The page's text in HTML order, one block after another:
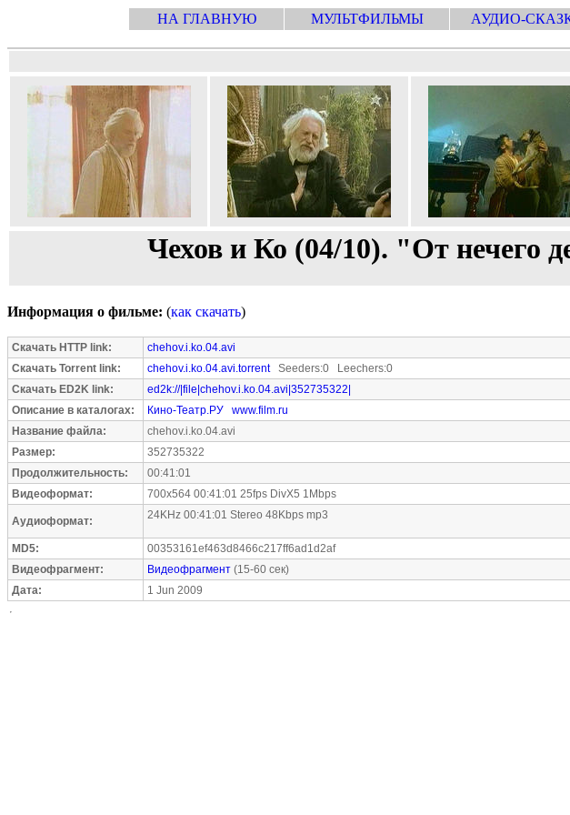
НА ГЛАВНУЮ МУЛЬТФИЛЬМЫ АУДИО-
Чехов и Ко (04/10). "От нечего
Информация о фильме: (как скачать)
Скачать HTTP link:
chehov.i.ko.04.avi
Скачать Torrent link:
chehov.i.ko.04.avi.torrentSeeders:0 Leechers:0
Скачать ED2K link:
ed2k://|file|chehov.i.ko.04.avi|352735322|
Описание в каталогах:
Кино-Театр.РУ
www.film.ru
Название файла:
chehov.i.ko.04.avi
Размер:
352735322
Продолжительность:
00:41:01
Видеоформат:
700x564 00:41:01 25fps DivX5 1Mbps
Аудиоформат: 24KHz 00:41:01 Stereo 48Kbps mp3
MD5:
00353161ef463d8466c217ff6ad1d2af
Видеофрагмент:
Видеофрагмент (15-60 сек)
Дата:
1 Jun 2009